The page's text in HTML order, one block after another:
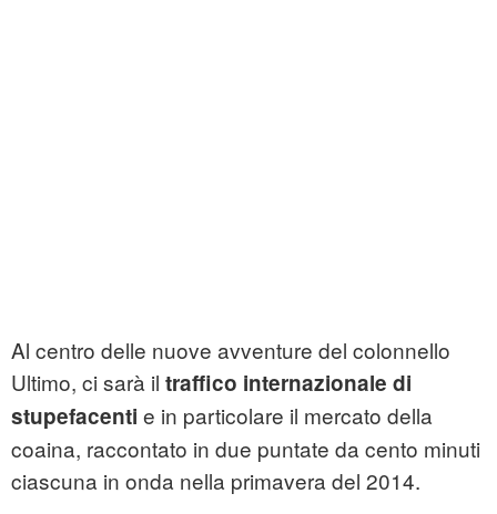
Al centro delle nuove avventure del colonnello
Ultimo, ci sarà il traffico internazionale di
stupefacenti e in particolare il mercato della
coaina, raccontato in due puntate da cento minuti
ciascuna in onda nella primavera del 2014.